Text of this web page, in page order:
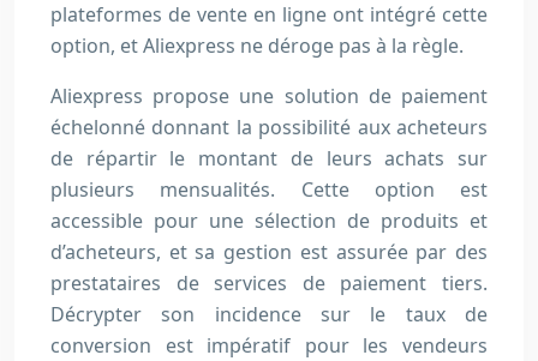
plateformes de vente en ligne ont intégré cette
option, et Aliexpress ne déroge pas à la règle.
Aliexpress propose une solution de paiement
échelonné donnant la possibilité aux acheteurs
de répartir le montant de leurs achats sur
plusieurs mensualités. Cette option est
accessible pour une sélection de produits et
d’acheteurs, et sa gestion est assurée par des
prestataires de services de paiement tiers.
Décrypter son incidence sur le taux de
conversion est impératif pour les vendeurs